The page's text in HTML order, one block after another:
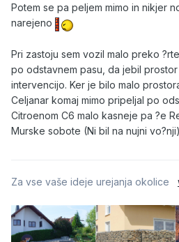
Potem se pa peljem mimo in nikjer
narejeno
Pri zastoju sem vozil malo preko
po odstavnem pasu, da jebil
intervencijo. Ker je bilo malo
Celjanar komaj mimo pripeljal po
Citroenom C6 malo kasneje pa ?e
Murske sobote (Ni bil na nujni
Za vse vaše ideje urejanja okolice